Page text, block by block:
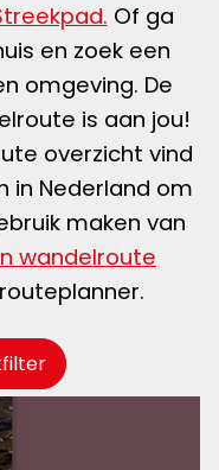
Of ga
en zoek een
omgeving. De
is aan jou!
overzicht vind
in Nederland om
maken van
wandelroute